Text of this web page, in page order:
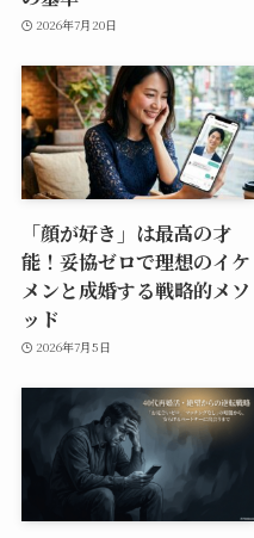
2026年7月20日
「顔が好き」は最高の才
能！妥協ゼロで理想のイケ
メンと成婚する戦略的メソ
ッド
2026年7月5日